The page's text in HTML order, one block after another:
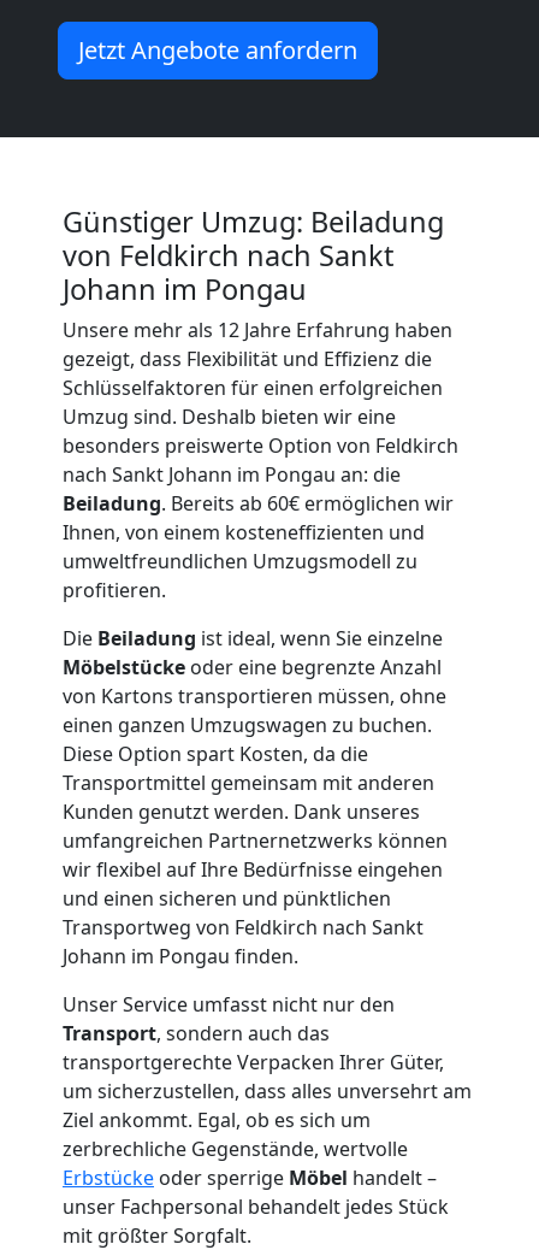
Jetzt Angebote anfordern
Günstiger Umzug: Beiladung
von Feldkirch nach Sankt
Johann im Pongau
Unsere mehr als 12 Jahre Erfahrung haben
gezeigt, dass Flexibilität und Effizienz die
Schlüsselfaktoren für einen erfolgreichen
Umzug sind. Deshalb bieten wir eine
besonders preiswerte Option von Feldkirch
nach Sankt Johann im Pongau an: die
Beiladung. Bereits ab 60€ ermöglichen wir
Ihnen, von einem kosteneffizienten und
umweltfreundlichen Umzugsmodell zu
profitieren.
Die Beiladung ist ideal, wenn Sie einzelne
Möbelstücke oder eine begrenzte Anzahl
von Kartons transportieren müssen, ohne
einen ganzen Umzugswagen zu buchen.
Diese Option spart Kosten, da die
Transportmittel gemeinsam mit anderen
Kunden genutzt werden. Dank unseres
umfangreichen Partnernetzwerks können
wir flexibel auf Ihre Bedürfnisse eingehen
und einen sicheren und pünktlichen
Transportweg von Feldkirch nach Sankt
Johann im Pongau finden.
Unser Service umfasst nicht nur den
Transport, sondern auch das
transportgerechte Verpacken Ihrer Güter,
um sicherzustellen, dass alles unversehrt am
Ziel ankommt. Egal, ob es sich um
zerbrechliche Gegenstände, wertvolle
Erbstücke oder sperrige Möbel handelt –
unser Fachpersonal behandelt jedes Stück
mit größter Sorgfalt.
Mann
Möbellift
Feldkirch
Übersiedlung
Feldkirch
Klaviertransport
Feldkirch
Privatumzug
Feldkirch
Tresortransport
Feldkirch
Umzug
für
Senioren